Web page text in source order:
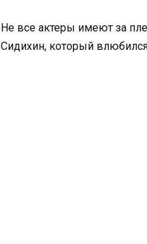
Не все актеры имеют за
Сидихин, который